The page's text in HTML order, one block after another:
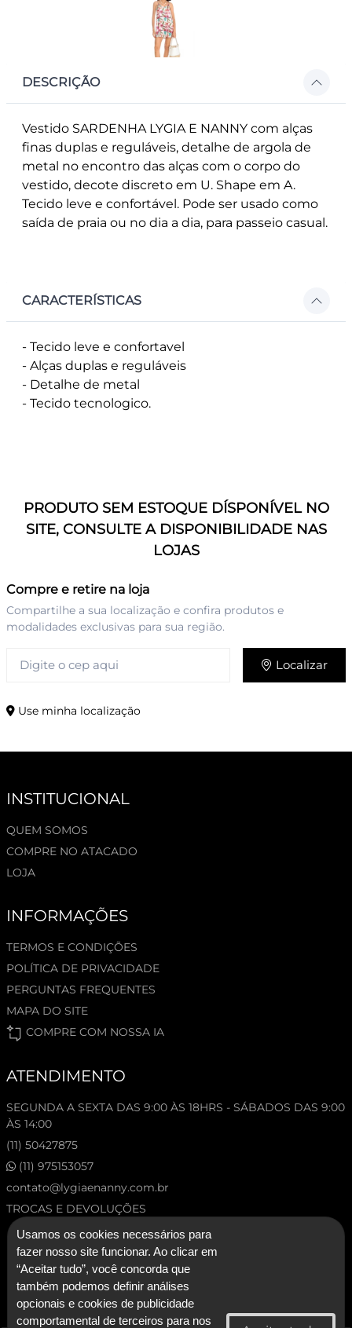
DESCRIÇÃO
Vestido SARDENHA LYGIA E NANNY com alças
finas duplas e reguláveis, detalhe de argola de
metal no encontro das alças com o corpo do
vestido, decote discreto em U. Shape em A.
Tecido leve e confortável. Pode ser usado como
saída de praia ou no dia a dia, para passeio casual.
CARACTERÍSTICAS
- Tecido leve e confortavel
- Alças duplas e reguláveis
- Detalhe de metal
- Tecido tecnologico.
PRODUTO SEM ESTOQUE DÍSPONÍVEL NO
SITE, CONSULTE A DISPONIBILIDADE NAS
LOJAS
Compre e retire na loja
Compartilhe a sua localização e confira produtos e
modalidades exclusivas para sua região.
Localizar
Use minha localização
INSTITUCIONAL
QUEM SOMOS
COMPRE NO ATACADO
LOJA
INFORMAÇÕES
TERMOS E CONDIÇÕES
POLÍTICA DE PRIVACIDADE
PERGUNTAS FREQUENTES
MAPA DO SITE
COMPRE COM NOSSA IA
ATENDIMENTO
SEGUNDA A SEXTA DAS 9:00 ÀS 18HRS - SÁBADOS DAS 9:00
ÀS 14:00
(11) 50427875
(11) 975153057
contato@lygiaenanny.com.br
TROCAS E DEVOLUÇÕES
Usamos os cookies necessários para
fazer nosso site funcionar. Ao clicar em
“Aceitar tudo”, você concorda que
também podemos definir análises
opcionais e cookies de publicidade
comportamental de terceiros para nos